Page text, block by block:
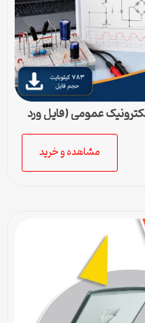
عمومی (فایل ورد
مشاهده و خرید